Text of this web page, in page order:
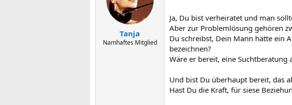
Tanja
Namhaftes Mitglied
Ja, Du bist verheiratet und man
Aber zur Problemlösung gehören
Du schreibst, Dein Mann hätte ein
bezeichnen?
Wäre er bereit, eine Suchtberatung
Und bist Du überhaupt bereit, das
Hast Du die Kraft, für siese